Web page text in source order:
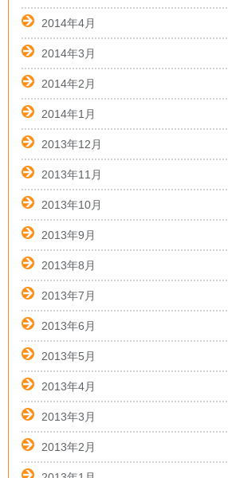
2014年4月
2014年3月
2014年2月
2014年1月
2013年12月
2013年11月
2013年10月
2013年9月
2013年8月
2013年7月
2013年6月
2013年5月
2013年4月
2013年3月
2013年2月